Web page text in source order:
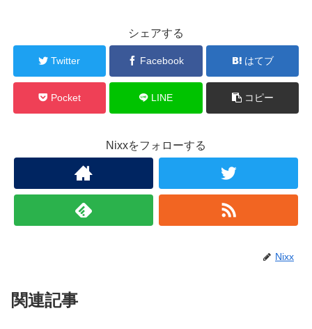
シェアする
Twitter Facebook はてブ
Pocket LINE コピー
Nixxをフォローする
Nixx
関連記事